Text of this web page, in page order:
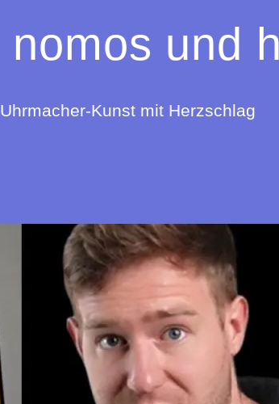
nomos und
Uhrmacher-Kunst mit Herzschlag